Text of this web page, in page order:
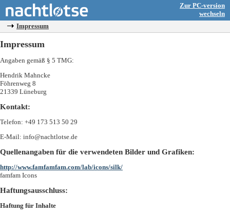
Zur PC-version
wechseln
Impressum
Impressum
Angaben gemäß § 5 TMG:
Hendrik Mahncke
Föhrenweg 8
21339 Lüneburg
Kontakt:
Telefon: +49 173 513 50 29
E-Mail: info@nachtlotse.de
Quellenangaben für die verwendeten Bilder und Grafiken:
http://www.famfamfam.com/lab/icons/silk/
famfam Icons
Haftungsausschluss:
Haftung für Inhalte